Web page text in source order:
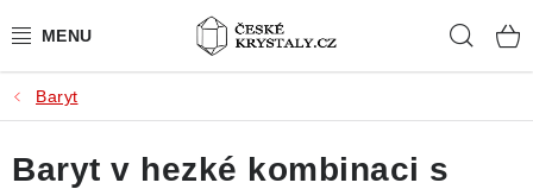
na
PŘÍRODNÍ KAMENY
BROUŠENÉ KAMENY
Baryt
Baryt v hezké kombinaci s